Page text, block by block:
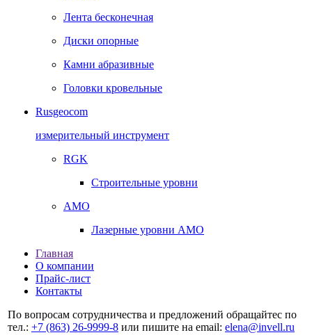
Лента бесконечная
Диски опорные
Камни абразивные
Головки кровельные
Rusgeocom
измерительный инструмент
RGK
Строительные уровни
AMO
Лазерные уровни AMO
Главная
О компании
Прайс-лист
Контакты
По вопросам сотрудничества и предложений обращайтес по
тел.: +7 (863) 26‐9999‐8 или пишите на email: elena@invell.ru